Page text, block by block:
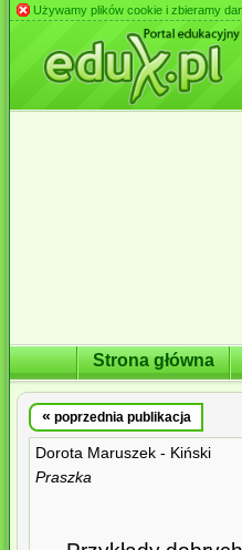
Używamy plików cookie i zbieramy
Strona główna
« poprzednia publikacja
Dorota Maruszek - Kiński
Praszka